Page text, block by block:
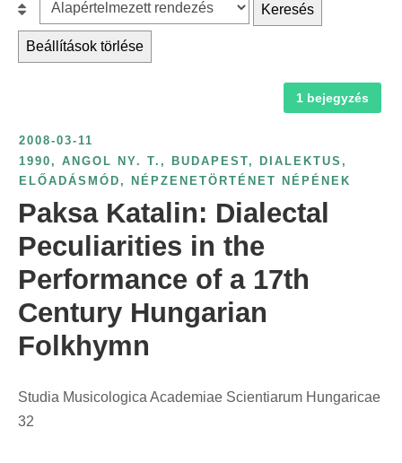
c
h
:
é
v
s
z
á
s
z
e
i
t
e
s
l
á
:
Keresés
Beállítások törlése
1 bejegyzés
2008-03-11
1990 , ANGOL NY. T. , BUDAPEST, DIALEKTUS ,
ELŐADÁSMÓD , NÉPZENETÖRTÉNET NÉPÉNEK
Paksa Katalin: Dialectal
Peculiarities in the
Performance of a 17th
Century Hungarian
Folkhymn
Studia Musicologica Academiae Scientiarum Hungaricae
32